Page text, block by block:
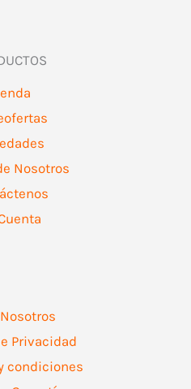
Nosotros
Privacidad
condiciones